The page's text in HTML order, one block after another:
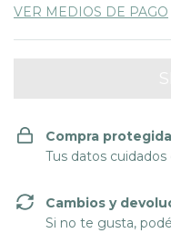
VER MEDIOS DE PAGO
Compra protegida
Tus datos
Cambios y
Si no te gusta,